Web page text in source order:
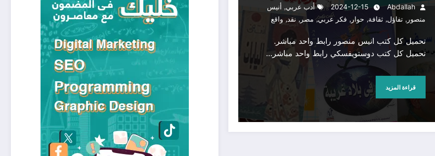
Abdallah
2024-12-15 أدب عربي, أنيس
منصور , تفاؤل, ثقافة, حوار , فكر عربي,مصر ,نقد, واقع
تحميل كل كتب انيس منصور رابط واحد مباشر.
تحميل كل كتب دوستويفسكي رابط واحد مباشر…
قراءة المزيد